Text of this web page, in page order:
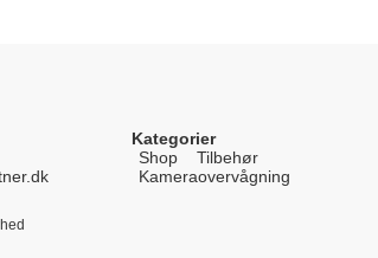
Kategorier
Shop
Tilbehør
Kameraovervågning